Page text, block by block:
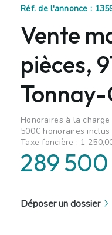
Réf. de l'annonce :
Vente
pièces,
Honoraires à la
500€ honoraires
Taxe foncière : 1
289
Déposer un dossier